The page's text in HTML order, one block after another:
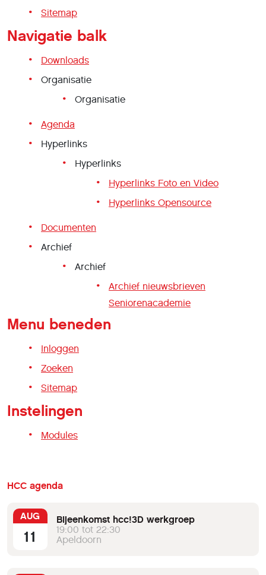
Sitemap
Navigatie balk
Downloads
Organisatie
Organisatie
Agenda
Hyperlinks
Hyperlinks
Hyperlinks Foto en Video
Hyperlinks Opensource
Documenten
Archief
Archief
Archief nieuwsbrieven
Seniorenacademie
Menu beneden
Inloggen
Zoeken
Sitemap
Instelingen
Modules
HCC agenda
AUG
11
Bijeenkomst hcc!3D werkgroep
19:00 tot 22:30
Apeldoorn